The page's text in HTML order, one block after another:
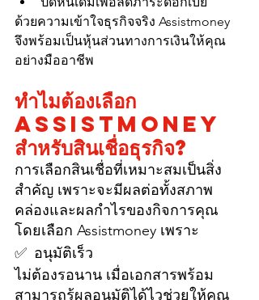
ด้วยความเข้าใจธุรกิจจริง Assistmoney
จึงพร้อมเป็นหุ้นส่วนทางการเงินให้คุณ
อย่างมืออาชีพ
ทำไมต้องเลือก
Assistmoney
สำหรับสินเชื่อธุรกิจ?
การเลือกสินเชื่อที่เหมาะสมเป็นสิ่ง
สำคัญ เพราะจะมีผลต่อทั้งสภาพ
คล่องและผลกำไรของกิจการคุณ
โดยเลือก Assistmoney เพราะ
✅ อนุมัติเร็ว
ไม่ต้องรอนาน เมื่อเอกสารพร้อม
สามารถรู้ผลอนุมัติได้ไวช่วยให้คุณ